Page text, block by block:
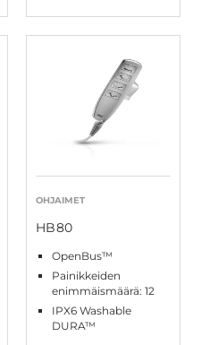
OHJAIMET
HB80
OpenBus™
Painikkeiden
enimmäismäärä: 12
IPX6 Washable
DURA™